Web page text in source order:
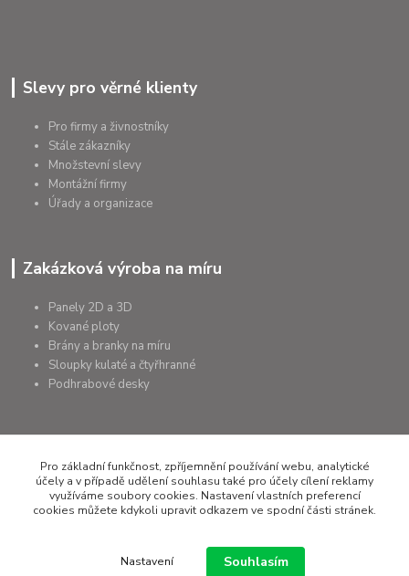
Slevy pro věrné klienty
Pro firmy a živnostníky
Stále zákazníky
Množstevní slevy
Montážní firmy
Úřady a organizace
Zakázková výroba na míru
Panely 2D a 3D
Kované ploty
Brány a branky na míru
Sloupky kulaté a čtyřhranné
Podhrabové desky
+420 607 075 655
rapera@rapera.cz
Pro základní funkčnost, zpříjemnění používání webu, analytické
účely a v případě udělení souhlasu také pro účely cílení reklamy
využíváme soubory cookies. Nastavení vlastních preferencí
cookies můžete kdykoli upravit odkazem ve spodní části stránek.
Nastavení Souhlasím